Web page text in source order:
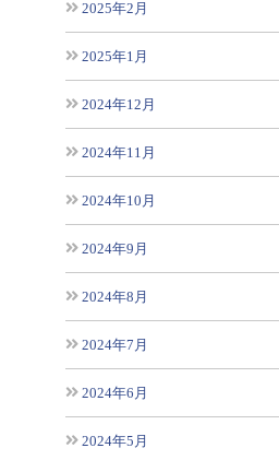
2025年2月
2025年1月
2024年12月
2024年11月
2024年10月
2024年9月
2024年8月
2024年7月
2024年6月
2024年5月